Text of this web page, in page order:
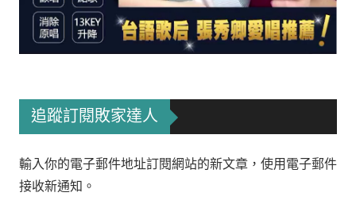
追蹤訂閱敗家達人
輸入你的電子郵件地址訂閱網站的新文章，使用電子郵件
接收新通知。